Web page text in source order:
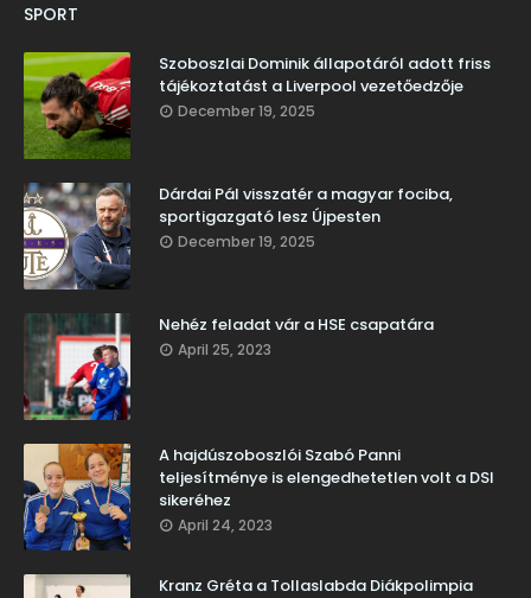
SPORT
Szoboszlai Dominik állapotáról adott friss
tájékoztatást a Liverpool vezetőedzője
December 19, 2025
Dárdai Pál visszatér a magyar fociba,
sportigazgató lesz Újpesten
December 19, 2025
Nehéz feladat vár a HSE csapatára
April 25, 2023
A hajdúszoboszlói Szabó Panni
teljesítménye is elengedhetetlen volt a DSI
sikeréhez
April 24, 2023
Kranz Gréta a Tollaslabda Diákpolimpia